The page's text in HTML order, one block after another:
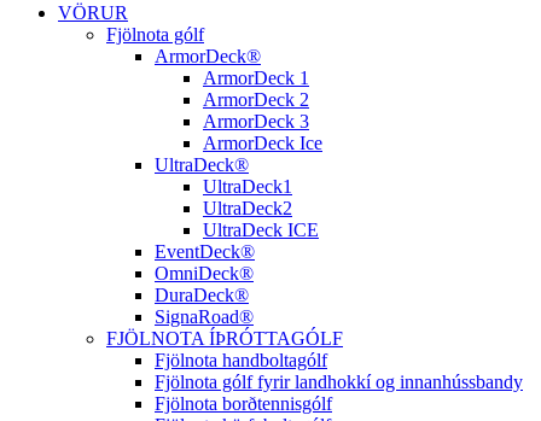
VÖRUR
Fjölnota gólf
ArmorDeck®
ArmorDeck 1
ArmorDeck 2
ArmorDeck 3
ArmorDeck Ice
UltraDeck®
UltraDeck1
UltraDeck2
UltraDeck ICE
EventDeck®
OmniDeck®
DuraDeck®
SignaRoad®
FJÖLNOTA ÍÞRÓTTAGÓLF
Fjölnota handboltagólf
Fjölnota gólf fyrir landhokkí og innanhússbandy
Fjölnota borðtennisgólf